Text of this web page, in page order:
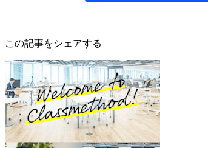
この記事をシェアする